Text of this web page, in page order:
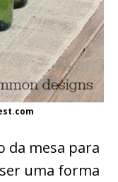
da mesa para
uma forma